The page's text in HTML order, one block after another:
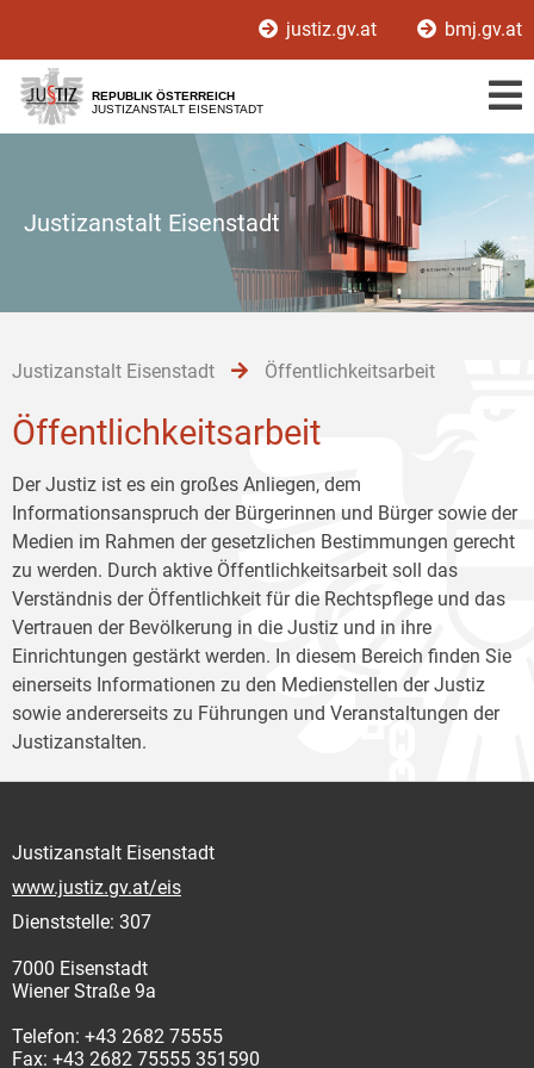
[1]
[2]
[3]
justiz.gv.at bmj.gv.at
REPUBLIK ÖSTERREICH
JUSTIZANSTALT EISENSTADT
Justizanstalt Eisenstadt
Justizanstalt Eisenstadt Öffentlichkeitsarbeit
Öffentlichkeitsarbeit
Der Justiz ist es ein großes Anliegen, dem
Informationsanspruch der Bürgerinnen und Bürger sowie der
Medien im Rahmen der gesetzlichen Bestimmungen gerecht
zu werden. Durch aktive Öffentlichkeitsarbeit soll das
Verständnis der Öffentlichkeit für die Rechtspflege und das
Vertrauen der Bevölkerung in die Justiz und in ihre
Einrichtungen gestärkt werden. In diesem Bereich finden Sie
einerseits Informationen zu den Medienstellen der Justiz
sowie andererseits zu Führungen und Veranstaltungen der
Justizanstalten.
Justizanstalt Eisenstadt
www.justiz.gv.at/eis
Dienststelle: 307
7000 Eisenstadt
Wiener Straße 9a
Telefon: +43 2682 75555
Fax: +43 2682 75555 351590